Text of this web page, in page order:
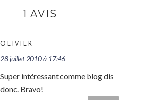
1 AVIS
OLIVIER
28 juillet 2010 à 17:46
Super intéressant comme blog dis
donc. Bravo!